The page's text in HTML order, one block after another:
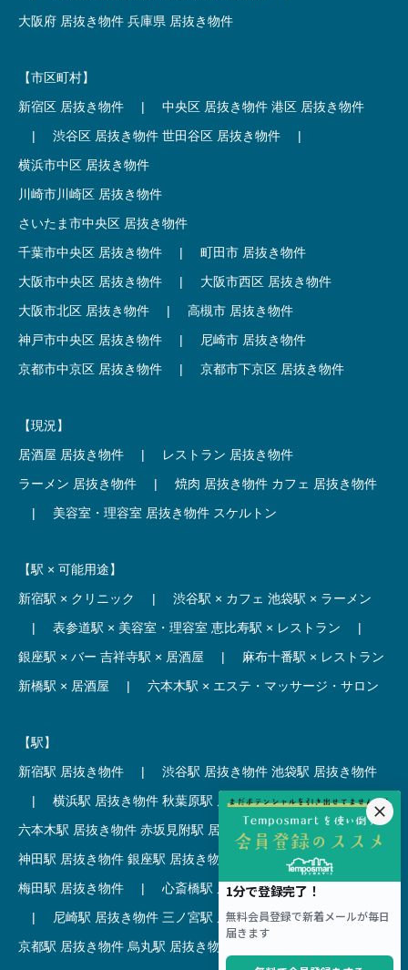
大阪府 居抜き物件 兵庫県 居抜き物件
【市区町村】
新宿区 居抜き物件
| 中央区 居抜き物件 港区 居抜き物件
|
渋谷区 居抜き物件 世田谷区 居抜き物件
|
横浜市中区 居抜き物件
川崎市川崎区 居抜き物件
さいたま市中央区 居抜き物件
千葉市中央区 居抜き物件
|
町田市 居抜き物件
大阪市中央区 居抜き物件
|
大阪市西区 居抜き物件
大阪市北区 居抜き物件
|
高槻市 居抜き物件
神戸市中央区 居抜き物件
|
尼崎市 居抜き物件
京都市中京区 居抜き物件
| 京都市下京区 居抜き物件
【現況】
居酒屋 居抜き物件
|
レストラン 居抜き物件
ラーメン 居抜き物件
| 焼肉 居抜き物件 カフェ 居抜き物件
|
美容室・理容室 居抜き物件 スケルトン
【駅 × 可能用途】
新宿駅 × クリニック
| 渋谷駅 × カフェ 池袋駅 × ラーメン
|
表参道駅 × 美容室・理容室 恵比寿駅 × レストラン
|
銀座駅 × バー 吉祥寺駅 × 居酒屋 |
麻布十番駅 × レストラン
新橋駅 × 居酒屋
| 六本木駅 × エステ・マッサージ・サロン
【駅】
新宿駅 居抜き物件
| 渋谷駅 居抜き物件 池袋駅 居抜き物件
|
横浜駅 居抜き物件 秋葉原駅 居抜き物件
|
六本木駅 居抜き物件 赤坂見附駅 居抜き物件
神田駅 居抜き物件 銀座駅 居抜き物件
吉祥寺駅 居抜き物件
梅田駅 居抜き物件
| 心斎橋駅 居抜き物件 本町駅 居抜き物件
|
尼崎駅 居抜き物件 三ノ宮駅 居抜き物件
|
京都駅 居抜き物件 烏丸駅 居抜き物件